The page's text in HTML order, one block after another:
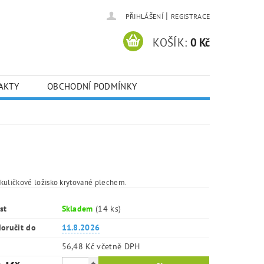
PŘIHLÁŠENÍ | REGISTRACE
KOŠÍK: 0 Kč
OBCHODNÍ PODMÍNKY
ložisko krytované plechem.
Skladem(14 ks)
do
11.8.2026
56,48 Kč včetně DPH